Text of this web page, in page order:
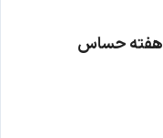
هفته حساس